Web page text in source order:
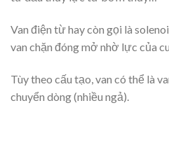
Van điện từ hay còn gọi là
van chặn đóng mở nhờ lực của
Tùy theo cấu tạo, van có thể là
chuyển dòng (nhiều ngả).